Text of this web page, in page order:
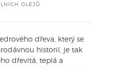
OLEJŮ
dřeva, který se
historií, je tak
dřevitá, teplá a